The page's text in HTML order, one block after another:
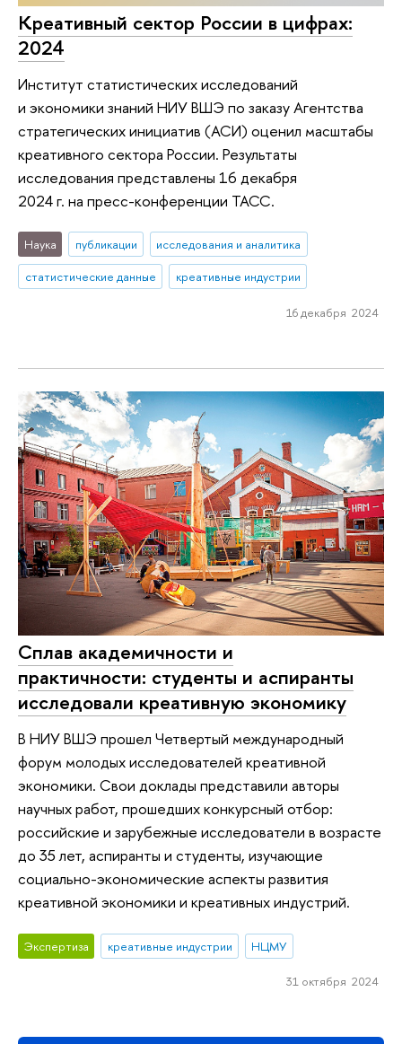
Креативный сектор России в цифрах:
2024
Институт статистических исследований
и экономики знаний НИУ ВШЭ по заказу Агентства
стратегических инициатив (АСИ) оценил масштабы
креативного сектора России. Результаты
исследования представлены 16 декабря
2024 г. на пресс-конференции ТАСС.
Наука публикации
исследования и аналитика
статистические данные
креативные индустрии
16 декабря 2024
Сплав академичности и
практичности: студенты и аспиранты
исследовали креативную экономику
В НИУ ВШЭ прошел Четвертый международный
форум молодых исследователей креативной
экономики. Свои доклады представили авторы
научных работ, прошедших конкурсный отбор:
российские и зарубежные исследователи в возрасте
до 35 лет, аспиранты и студенты, изучающие
социально-экономические аспекты развития
креативной экономики и креативных индустрий.
Экспертиза креативные индустрии НЦМУ
31 октября 2024